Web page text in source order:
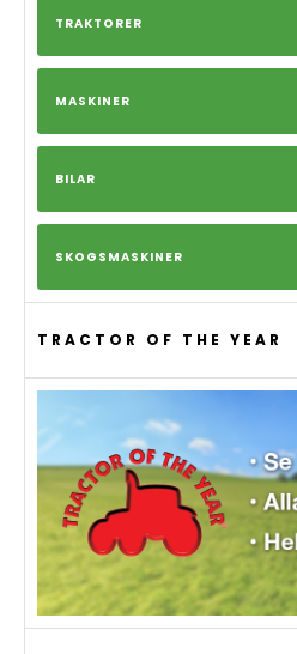
TRAKTORER
MASKINER
BILAR
SKOGSMASKINER
TRACTOR OF THE YEAR